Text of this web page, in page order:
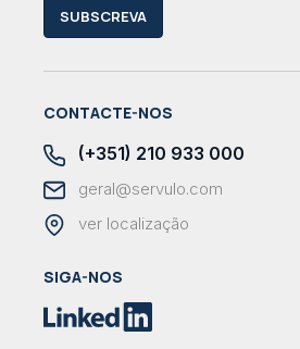
SUBSCREVA
CONTACTE-NOS
(+351) 210 933 000
geral@servulo.com
ver localização
SIGA-NOS